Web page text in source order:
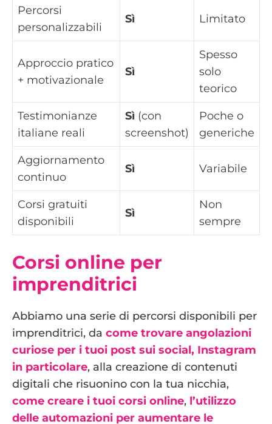
Percorsi
personalizzabili
Sì Limitato
Approccio pratico
+ motivazionale
Sì
Spesso
solo
teorico
Testimonianze
italiane reali
Sì (con
screenshot)
Poche o
generiche
Aggiornamento
continuo
Sì Variabile
Corsi gratuiti
disponibili
Sì
Non
sempre
Corsi online per
imprenditrici
Abbiamo una serie di percorsi disponibili per
imprenditrici, da come trovare angolazioni
curiose per i tuoi post sui social, Instagram
in particolare, alla creazione di contenuti
digitali che risuonino con la tua nicchia,
come creare i tuoi corsi online, l’utilizzo
delle automazioni per aumentare le